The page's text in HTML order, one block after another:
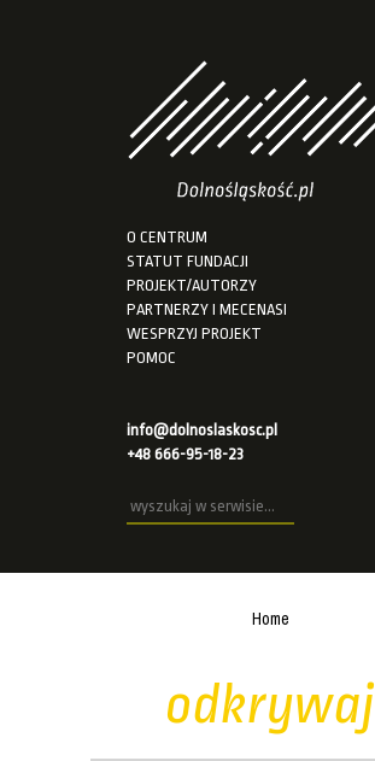
O CENTRUM
STATUT FUNDACJI
PROJEKT/AUTORZY
PARTNERZY I MECENASI
WESPRZYJ PROJEKT
POMOC
info@dolnoslaskosc.pl
+48 666-95-18-23
Home
odkrywaj